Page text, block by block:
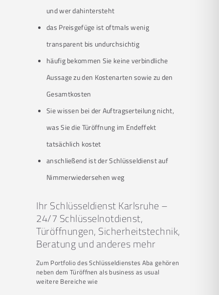
und wer dahintersteht
das Preisgefüge ist oftmals wenig
transparent bis undurchsichtig
häufig bekommen Sie keine verbindliche
Aussage zu den Kostenarten sowie zu den
Gesamtkosten
Sie wissen bei der Auftragserteilung nicht,
was Sie die Türöffnung im Endeffekt
tatsächlich kostet
anschließend ist der Schlüsseldienst auf
Nimmerwiedersehen weg
Ihr Schlüsseldienst Karlsruhe –
24/7 Schlüsselnotdienst,
Türöffnungen, Sicherheitstechnik,
Beratung und anderes mehr
Zum Portfolio des Schlüsseldienstes Aba gehören
neben dem Türöffnen als business as usual
weitere Bereiche wie